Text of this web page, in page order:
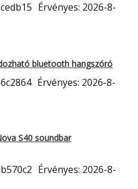
Érvényes: 2026-8-
bluetooth hangszóró
Érvényes: 2026-8-
S40 soundbar
Érvényes: 2026-8-